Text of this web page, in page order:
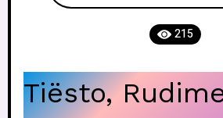
215
Tiësto,